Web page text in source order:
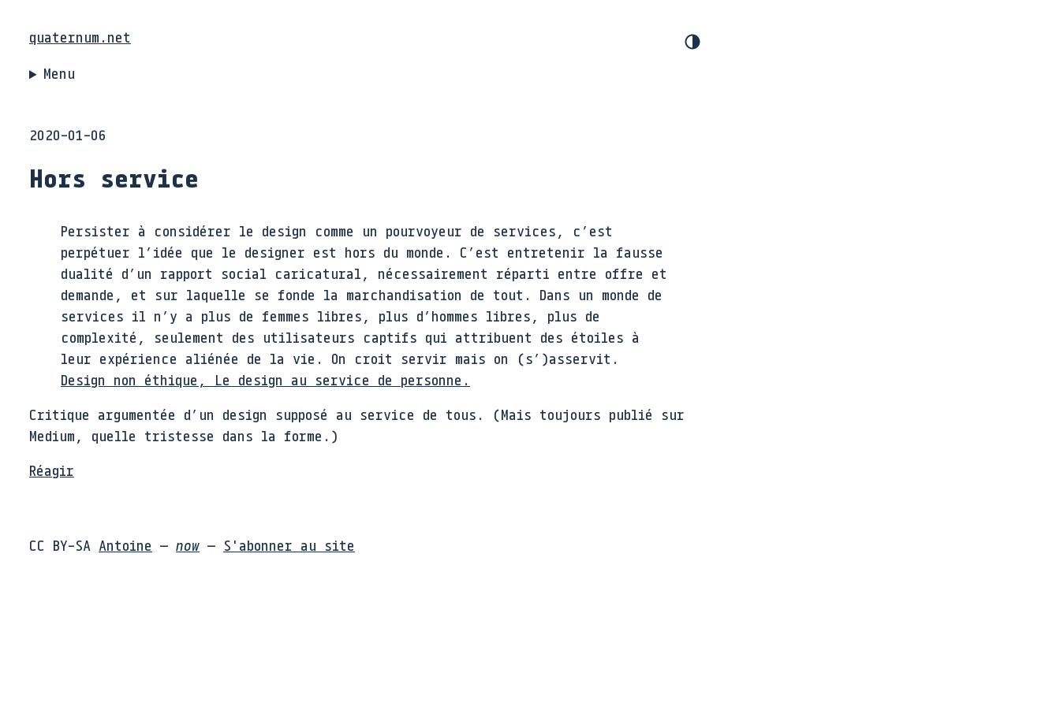
quaternum.net
Menu
2020-01-06
Hors service
Persister à considérer le design comme un pourvoyeur de services, c’est
perpétuer l’idée que le designer est hors du monde. C’est entretenir la fausse
dualité d’un rapport social caricatural, nécessairement réparti entre offre et
demande, et sur laquelle se fonde la marchandisation de tout. Dans un monde de
services il n’y a plus de femmes libres, plus d’hommes libres, plus de
complexité, seulement des utilisateurs captifs qui attribuent des étoiles à
leur expérience aliénée de la vie. On croit servir mais on (s’)asservit.
Design non éthique, Le design au service de personne.
Critique argumentée d’un design supposé au service de tous. (Mais toujours publié sur
Medium, quelle tristesse dans la forme.)
Réagir
CC BY-SA Antoine — now — S'abonner au site